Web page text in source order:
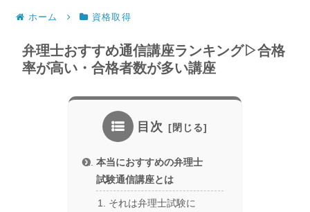
ホーム 資格取得
弁理士おすすめ通信講座ランキング▷合格
率が高い・合格者数が多い講座
目次
本当におすすめの弁理士
試験通信講座とは
それは弁理士試験に